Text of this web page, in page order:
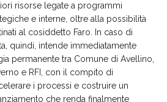
risorse legate a programmi
e interne, oltre alla possibilità
al cosiddetto Faro. In caso di
quindi, intende immediatamente
permanente tra Comune di Avellino,
e RFI, con il compito di
i processi e costruire un
che renda finalmente